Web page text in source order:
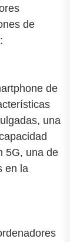
de
de
una
5G, una de
en la